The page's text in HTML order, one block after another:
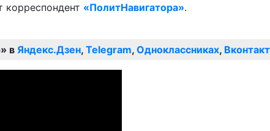
корреспондент «ПолитНавигатора».
в Яндекс.Дзен, Telegram, Одноклассниках,